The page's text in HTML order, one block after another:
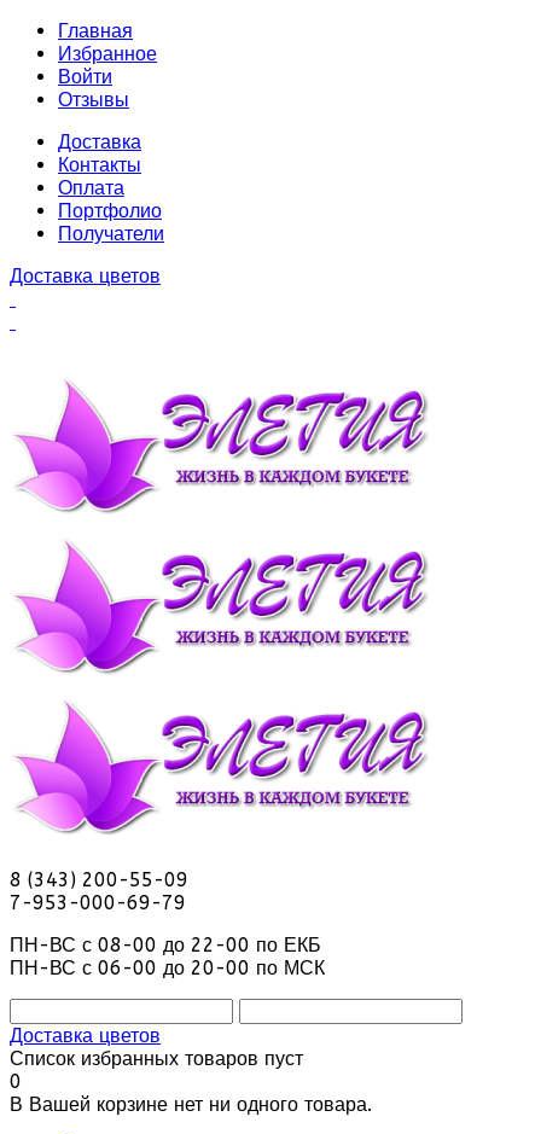
Главная
Избранное
Войти
Отзывы
Доставка
Контакты
Оплата
Портфолио
Получатели
Доставка цветов
8 (343) 200-55-09
7-953-000-69-79
ПН-ВС с 08-00 до 22-00 по ЕКБ
ПН-ВС с 06-00 до 20-00 по МСК
Доставка цветов
Список избранных товаров пуст
0
В Вашей корзине нет ни одного товара.